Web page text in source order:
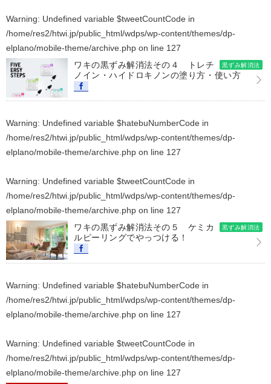
Warning: Undefined variable $tweetCountCode in
/home/res2/htwi.jp/public_html/wdps/wp-content/themes/dp-
elplano/mobile-theme/archive.php on line 127
黒ずみ解消法
ワキの黒ずみ解消法その４ トレチ
ノイン・ハイドロキノンの塗り方・使い方
Warning: Undefined variable $hatebuNumberCode in
/home/res2/htwi.jp/public_html/wdps/wp-content/themes/dp-
elplano/mobile-theme/archive.php on line 127
Warning: Undefined variable $tweetCountCode in
/home/res2/htwi.jp/public_html/wdps/wp-content/themes/dp-
elplano/mobile-theme/archive.php on line 127
黒ずみ解消法
ワキの黒ずみ解消法その５ ケミカ
ルピーリングでやっつける！
Warning: Undefined variable $hatebuNumberCode in
/home/res2/htwi.jp/public_html/wdps/wp-content/themes/dp-
elplano/mobile-theme/archive.php on line 127
Warning: Undefined variable $tweetCountCode in
/home/res2/htwi.jp/public_html/wdps/wp-content/themes/dp-
elplano/mobile-theme/archive.php on line 127